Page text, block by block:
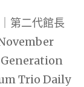
第二代館長
Trio Daily